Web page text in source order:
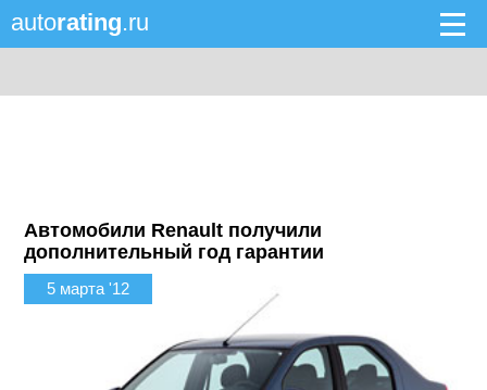
autorating.ru
Автомобили Renault получили
дополнительный год гарантии
5 марта '12